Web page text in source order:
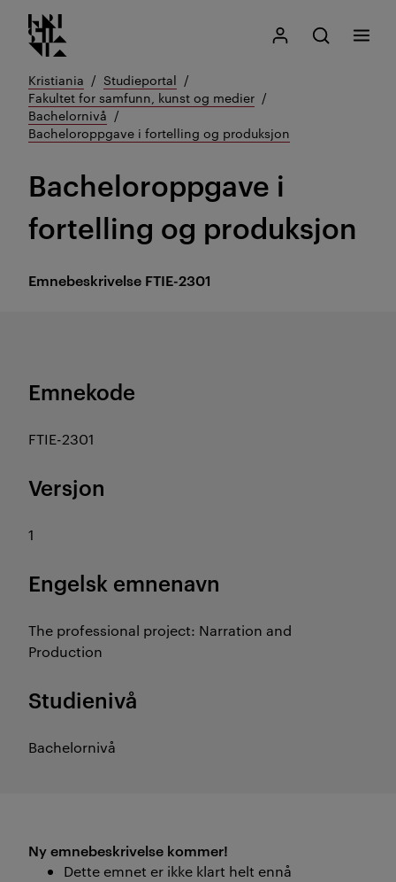
Gå
til
innhold
Kristiania logo
Mitt Kristiania
Åpne søk
Søk
Meny
Kristiania
Studieportal
Fakultet for samfunn, kunst og medier
Bachelornivå
Bacheloroppgave i fortelling og produksjon
Emnebeskrivelse FTIE-2301
Bacheloroppgave i
fortelling og produksjon
Emnekode
FTIE-2301
Versjon
1
Engelsk emnenavn
The professional project: Narration and
Production
Studienivå
Bachelornivå
Ny emnebeskrivelse kommer!
Dette emnet er ikke klart helt ennå